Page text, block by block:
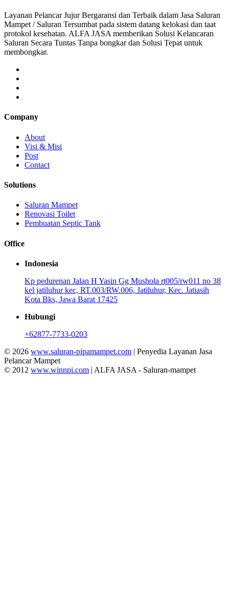
Layanan Pelancar Jujur Bergaransi dan Terbaik dalam Jasa Saluran
Mampet / Saluran Tersumbat pada sistem datang kelokasi dan taat
protokol kesehatan. ALFA JASA memberikan Solusi Kelancaran
Saluran Secara Tuntas Tanpa bongkar dan Solusi Tepat untuk
membongkar.
Company
About
Visi & Misi
Post
Contact
Solutions
Saluran Mampet
Renovasi Toilet
Pembuatan Septic Tank
Office
Indonesia
Kp pedurenan Jalan H Yasin Gg Mushola rt005/rw011 no 38
kel jatiluhur kec, RT.003/RW.006, Jatiluhur, Kec. Jatiasih
Kota Bks, Jawa Barat 17425
Hubungi
+62877-7733-0203
© 2026 www.saluran-pipamampet.com | Penyedia Layanan Jasa
Pelancar Mampet
© 2012 www.winnpi.com | ALFA JASA - Saluran-mampet